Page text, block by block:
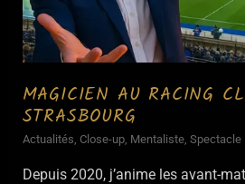
MAGICIEN AU RACING
STRASBOURG
Actualités Close-up, Mentaliste, Spectacle
Depuis 2020, j’anime les avant-